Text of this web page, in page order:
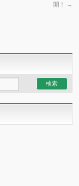
開！
→